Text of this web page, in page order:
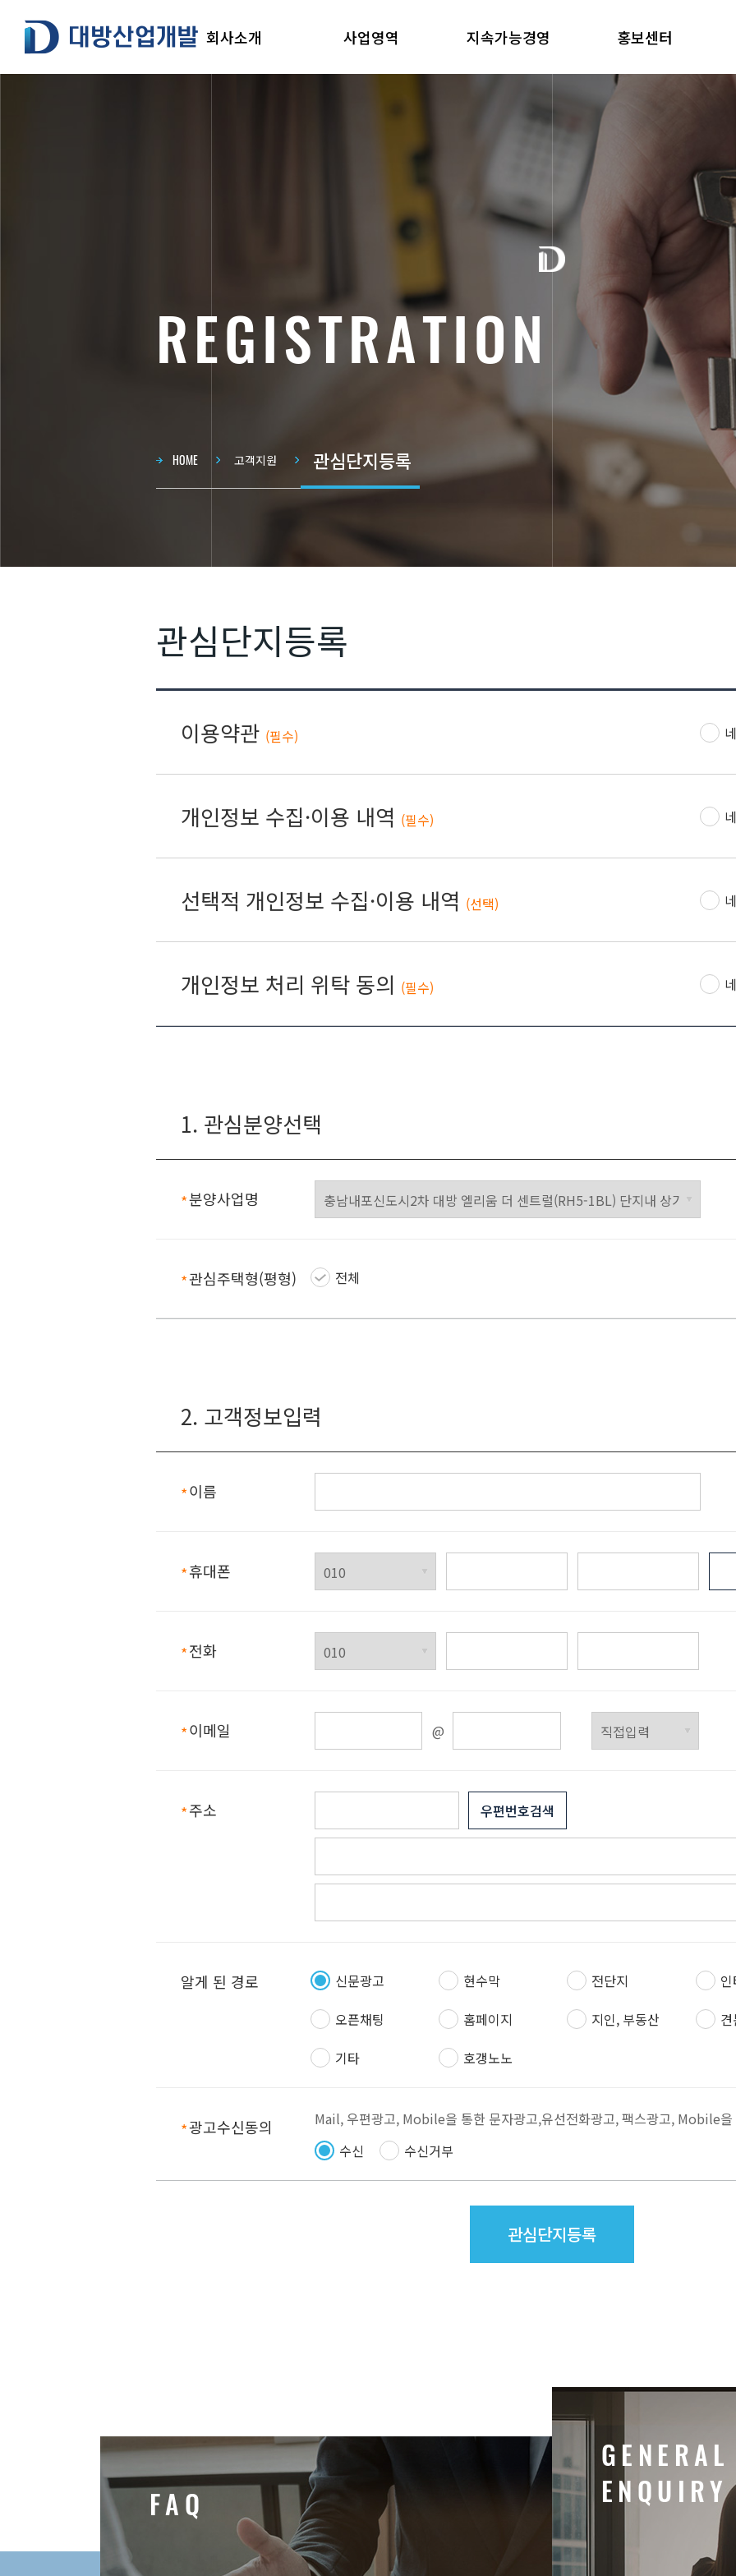
회사소개 사업영역 지속가능경영 홍보센터
REGISTRATION
HOME 고객지원 현재 위치
관심단지등록
관심단지등록
이용약관 (필수)
개인정보 수집·이용 내역 (필수)
선택적 개인정보 수집·이용 내역 (선택)
개인정보 처리 위탁 동의 (필수)
1. 관심분양선택
필수항목
분양사업명
필수항목
관심주택형(평형) 전체
2. 고객정보입력
필수항목
이름
필수항목
휴대폰
필수항목
전화
필수항목
이메일
필수항목
주소 우편번호검색
알게 된 경로 신문광고 현수막 전단지
오픈채팅
홈페이지 지인, 부동산
기타
호갱노노
필수항목
광고수신동의
Mail, 우편광고, Mobile을 통한 문자광고,유선전화광고, 팩스광고, Mobile을
수신
수신거부
관심단지등록
FAQ
GE NE RAL
ENQU I RY